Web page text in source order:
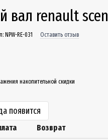
вал renault
NPW-RE-031 Оставить отзыв
накопительной скидки
появится
Возврат